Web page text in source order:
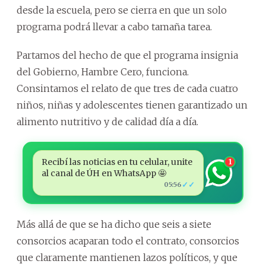
desde la escuela, pero se cierra en que un solo
programa podrá llevar a cabo tamaña tarea.
Partamos del hecho de que el programa insignia
del Gobierno, Hambre Cero, funciona.
Consintamos el relato de que tres de cada cuatro
niños, niñas y adolescentes tienen garantizado un
alimento nutritivo y de calidad día a día.
Recibí las noticias en tu celular, unite
al canal de ÚH en WhatsApp 🤩
05:56 ✓✓
1
Más allá de que se ha dicho que seis a siete
consorcios acaparan todo el contrato, consorcios
que claramente mantienen lazos políticos, y que